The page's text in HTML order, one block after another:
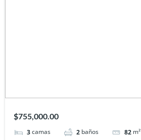
$755,000.00
3camas 2 baños 82 m²